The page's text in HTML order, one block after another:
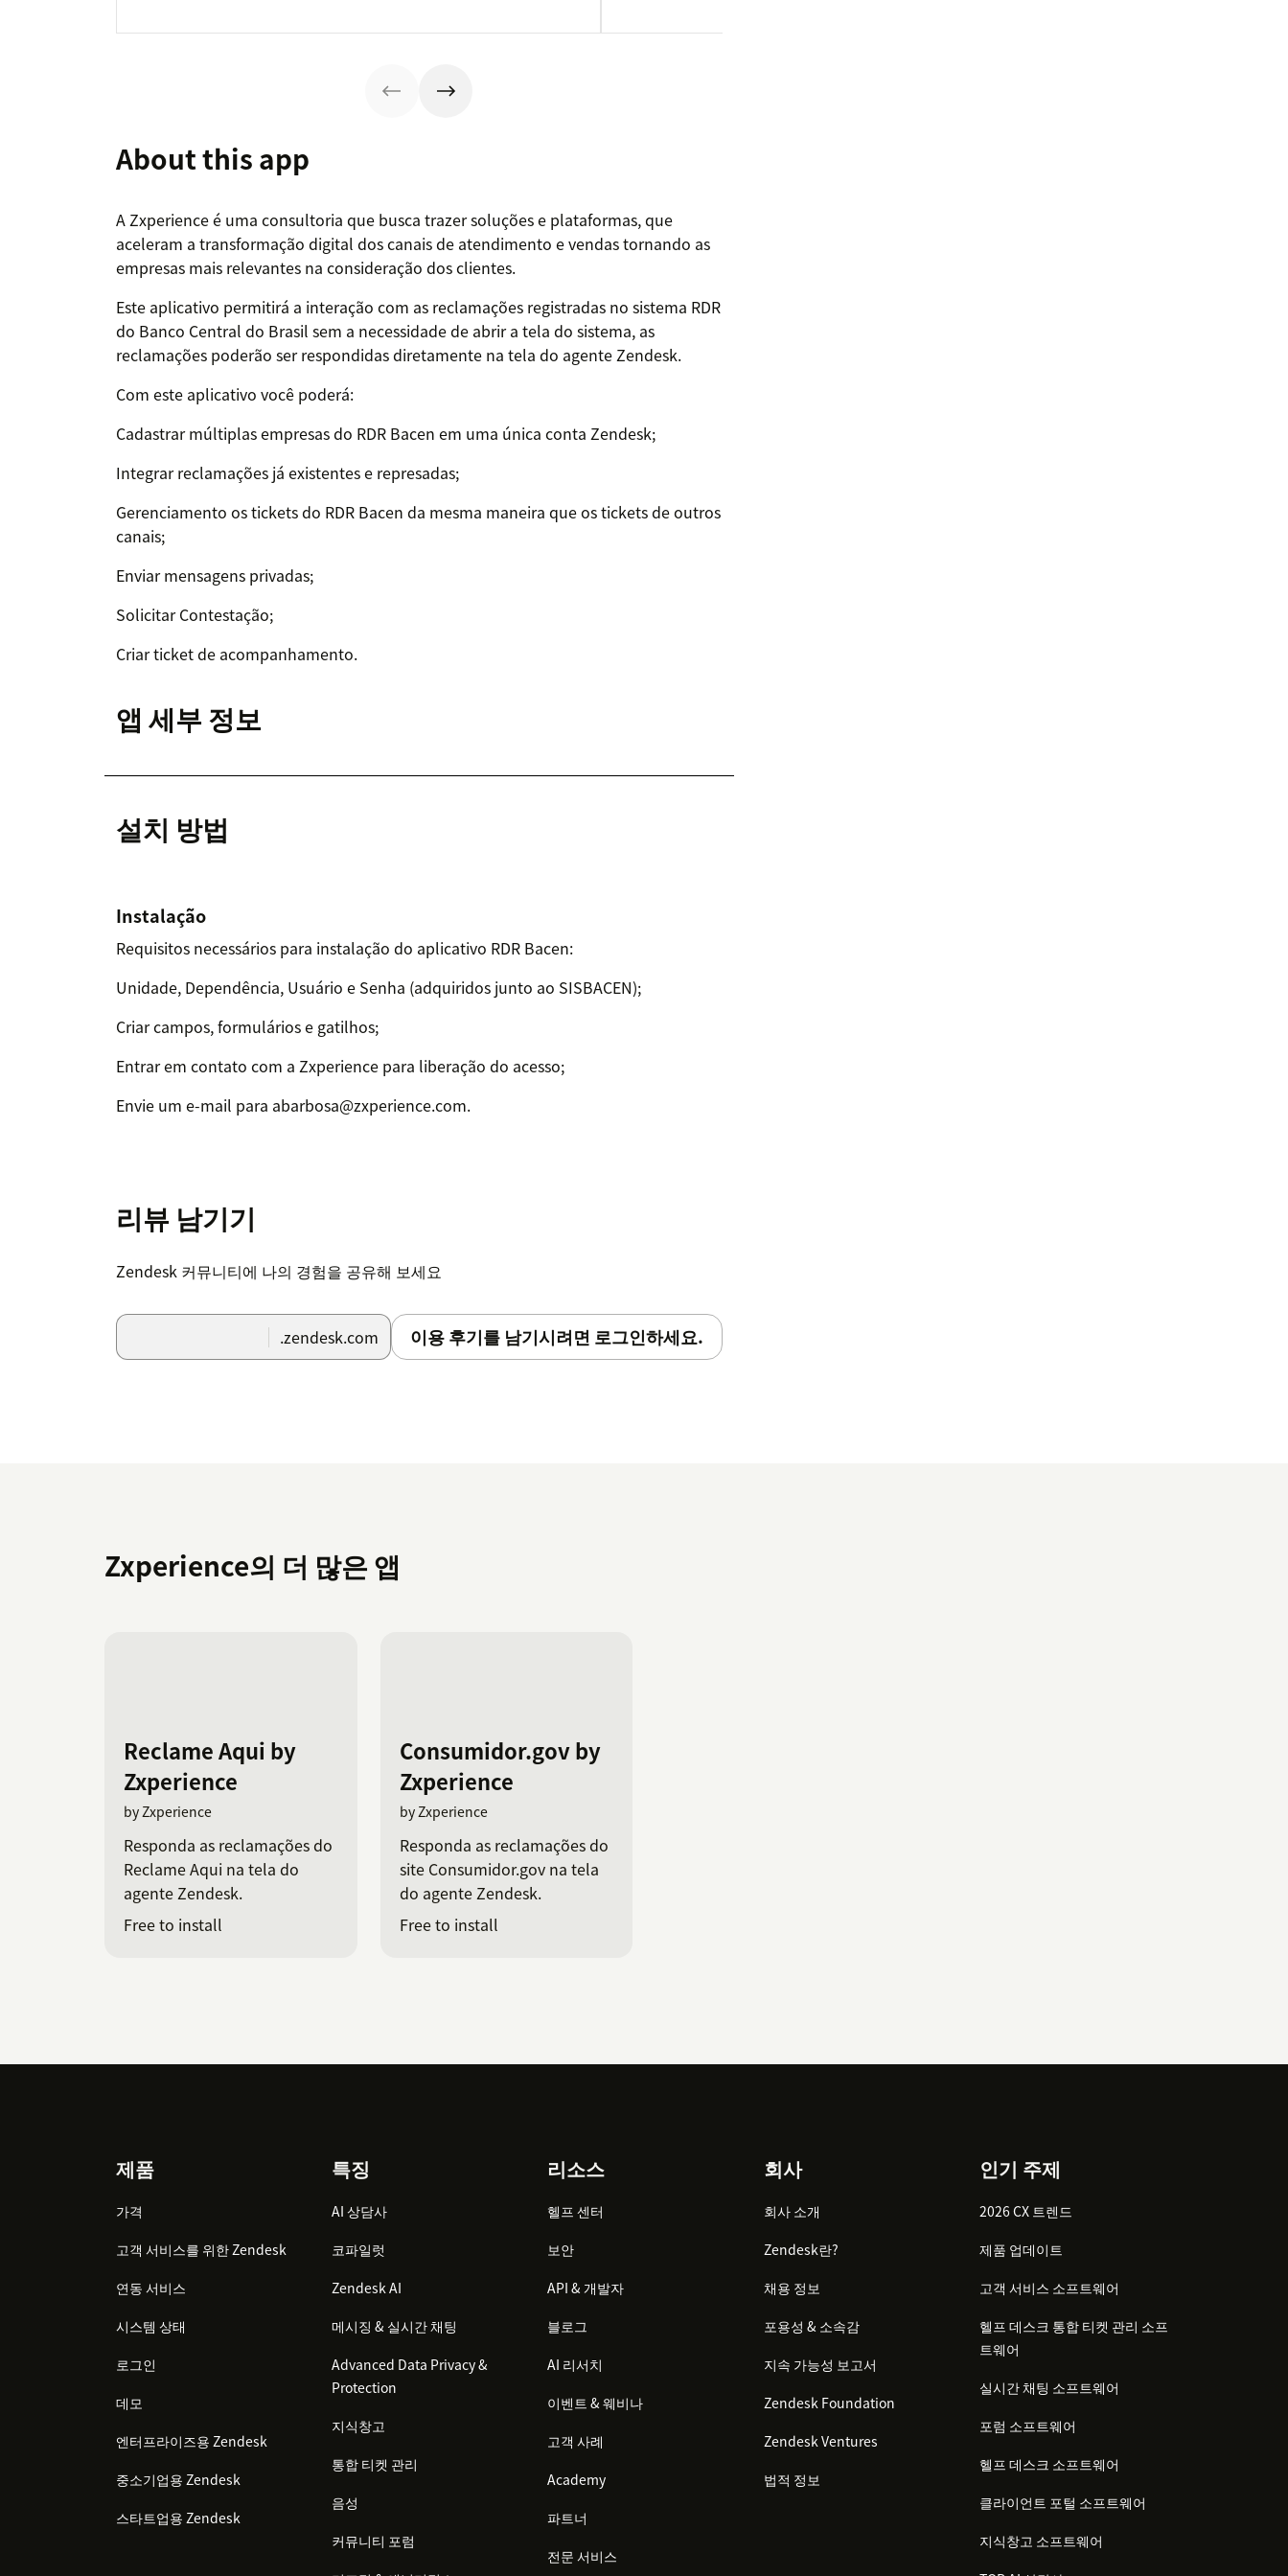
About this app
A Zxperience é uma consultoria que busca trazer soluções e plataformas, que
aceleram a transformação digital dos canais de atendimento e vendas tornando as
empresas mais relevantes na consideração dos clientes.
Este aplicativo permitirá a interação com as reclamações registradas no sistema RDR
do Banco Central do Brasil sem a necessidade de abrir a tela do sistema, as
reclamações poderão ser respondidas diretamente na tela do agente Zendesk.
Com este aplicativo você poderá:
Cadastrar múltiplas empresas do RDR Bacen em uma única conta Zendesk;
Integrar reclamações já existentes e represadas;
Gerenciamento os tickets do RDR Bacen da mesma maneira que os tickets de outros
canais;
Enviar mensagens privadas;
Solicitar Contestação;
Criar ticket de acompanhamento.
앱 세부 정보
설치 방법
Instalação
Requisitos necessários para instalação do aplicativo RDR Bacen:
Unidade, Dependência, Usuário e Senha (adquiridos junto ao SISBACEN);
Criar campos, formulários e gatilhos;
Entrar em contato com a Zxperience para liberação do acesso;
Envie um e-mail para abarbosa@zxperience.com.
리뷰 남기기
Zendesk 커뮤니티에 나의 경험을 공유해 보세요
.zendesk.com 이용 후기를 남기시려면 로그인하세요.
Zxperience의 더 많은 앱
Reclame Aqui by
Zxperience
by Zxperience
Responda as reclamações do
Reclame Aqui na tela do
agente Zendesk.
Free to install
Consumidor.gov by
Zxperience
by Zxperience
Responda as reclamações do
site Consumidor.gov na tela
do agente Zendesk.
Free to install
제품
가격
고객 서비스를 위한 Zendesk
연동 서비스
시스템 상태
로그인
데모
엔터프라이즈용 Zendesk
중소기업용 Zendesk
스타트업용 Zendesk
특징
AI 상담사
코파일럿
Zendesk AI
메시징 & 실시간 채팅
Advanced Data Privacy &
Protection
지식창고
통합 티켓 관리
음성
커뮤니티 포럼
리소스
헬프 센터
보안
API & 개발자
블로그
AI 리서치
이벤트 & 웨비나
고객 사례
Academy
파트너
전문 서비스
회사
회사 소개
Zendesk란?
채용 정보
포용성 & 소속감
지속 가능성 보고서
Zendesk Foundation
Zendesk Ventures
법적 정보
인기 주제
2026 CX 트렌드
제품 업데이트
고객 서비스 소프트웨어
헬프 데스크 통합 티켓 관리 소프
트웨어
실시간 채팅 소프트웨어
포럼 소프트웨어
헬프 데스크 소프트웨어
클라이언트 포털 소프트웨어
지식창고 소프트웨어